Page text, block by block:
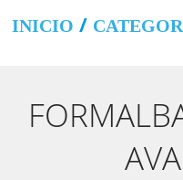
INICIO